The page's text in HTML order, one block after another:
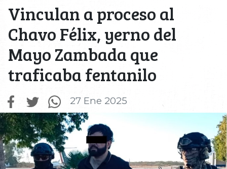
Vinculan a proceso al
Chavo Félix, yerno del
Mayo Zambada que
traficaba fentanilo
27 Ene 2025